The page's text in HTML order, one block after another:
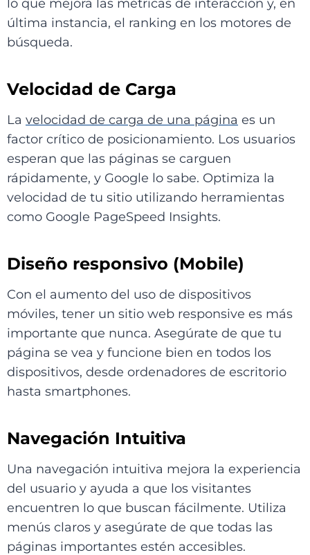
lo que mejora las métricas de interacción y, en
última instancia, el ranking en los motores de
búsqueda.
Velocidad de Carga
La velocidad de carga de una página es un
factor crítico de posicionamiento. Los usuarios
esperan que las páginas se carguen
rápidamente, y Google lo sabe. Optimiza la
velocidad de tu sitio utilizando herramientas
como Google PageSpeed Insights.
Diseño responsivo (Mobile)
Con el aumento del uso de dispositivos
móviles, tener un sitio web responsive es más
importante que nunca. Asegúrate de que tu
página se vea y funcione bien en todos los
dispositivos, desde ordenadores de escritorio
hasta smartphones.
Navegación Intuitiva
Una navegación intuitiva mejora la experiencia
del usuario y ayuda a que los visitantes
encuentren lo que buscan fácilmente. Utiliza
menús claros y asegúrate de que todas las
páginas importantes estén accesibles.